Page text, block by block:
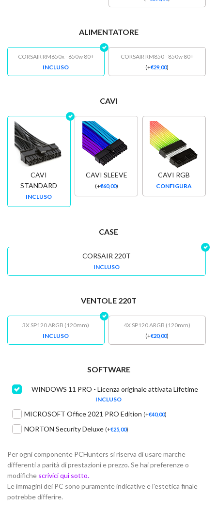
ALIMENTATORE
CORSAIR RM650x - 650w 80+
INCLUSO
CORSAIR RM850 - 850w 80+
(+€29,00)
CAVI
CAVI
STANDARD
INCLUSO
CAVI SLEEVE
(+€60,00)
CAVI RGB
CONFIGURA
CASE
CORSAIR 220T
INCLUSO
VENTOLE 220T
3X SP120 ARGB (120mm)
INCLUSO
4X SP120 ARGB (120mm)
(+€20,00)
SOFTWARE
WINDOWS 11 PRO - Licenza originale attivata Lifetime
INCLUSO
MICROSOFT Office 2021 PRO Edition (+€40,00)
NORTON Security Deluxe (+€25,00)
Per ogni componente PCHunters si riserva di usare marche
differenti a parità di prestazioni e prezzo. Se hai preferenze o
modifiche scrivici qui sotto.
Le immagini dei PC sono puramente indicative e l'estetica finale
potrebbe differire.